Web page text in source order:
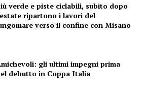
verde e piste ciclabili, subito dopo
ripartono i lavori del
verso il confine con Misano
gli ultimi impegni prima
debutto in Coppa Italia